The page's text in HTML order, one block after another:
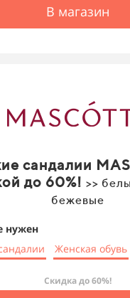
В магазин
сандалии
до 60%! >>
бежевые
нужен
Женская обувь
Скидка до 60%!